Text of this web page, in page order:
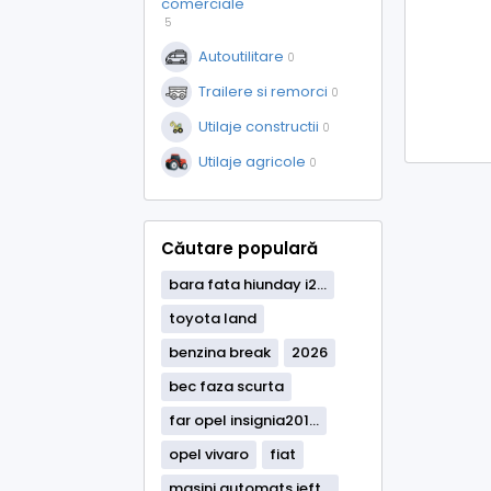
5
Autoutilitare 0
Trailere si remorci 0
Utilaje constructii 0
Utilaje agricole 0
Căutare populară
bara fata hiunday i2...
toyota land
benzina break
2026
bec faza scurta
far opel insignia201...
opel vivaro
fiat